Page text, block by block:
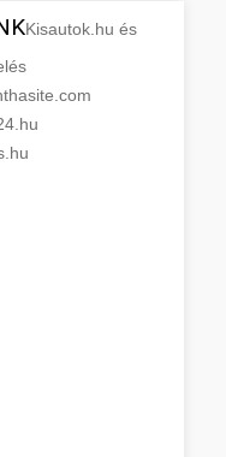
Kisautok.hu és